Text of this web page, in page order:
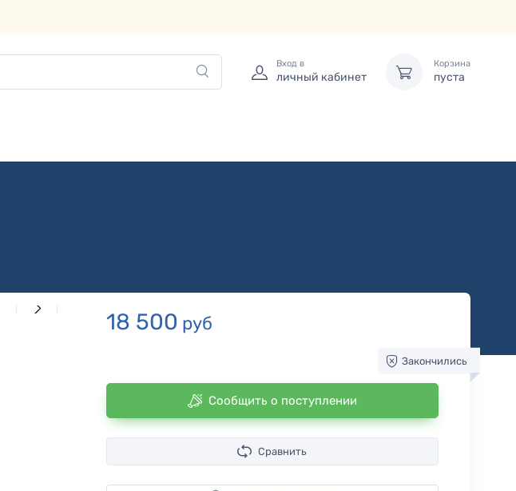
Вход в
личный кабинет
Корзина
пуста
18 500 руб
Закончились
Сообщить о поступлении
Сравнить